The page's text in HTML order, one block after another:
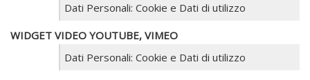
Dati Personali: Cookie e Dati di utilizzo
WIDGET VIDEO YOUTUBE, VIMEO
Dati Personali: Cookie e Dati di utilizzo